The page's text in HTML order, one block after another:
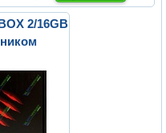
2/16GB